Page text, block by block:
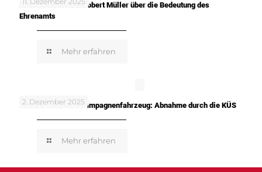
In meinen Worten: Robert Müller über die Bedeutung des
Ehrenamts
Mehr erfahren
2. Dezember 2025
TUNE IT! SAFE! – Kampagnenfahrzeug: Abnahme durch die KÜS
Mehr erfahren